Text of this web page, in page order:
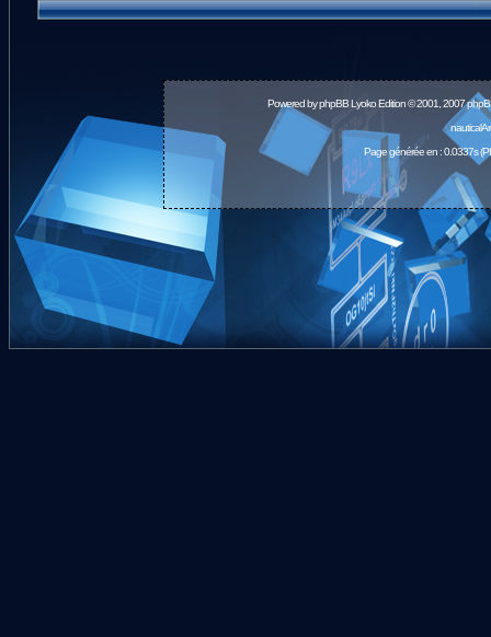
Powered byphpBBLyoko Edition © 2001, 2007
Page générée en : 0.0337s